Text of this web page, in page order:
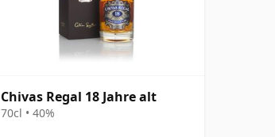
Chivas Regal 18 Jahre alt
70cl • 40%